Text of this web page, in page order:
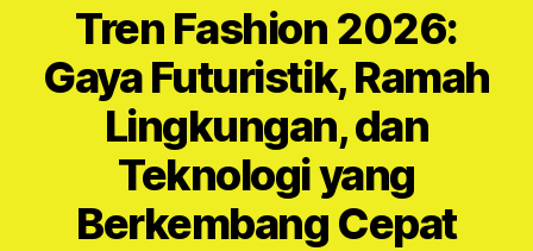
Tren Fashion 2026:
Gaya Futuristik, Ramah
Lingkungan, dan
Teknologi yang
Berkembang Cepat